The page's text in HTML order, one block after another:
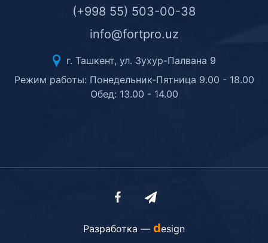
(+998 55) 503-00-38
info@fortpro.uz
г. Ташкент, ул. Зухур-Палвана 9
Режим работы: Понедельник-Пятница 9.00 - 18.00
Обед: 13.00 - 14.00
Разработка — design